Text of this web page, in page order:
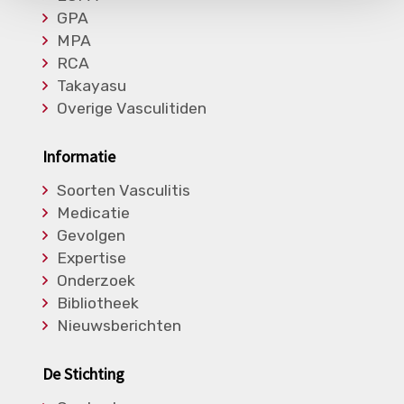
GPA
MPA
RCA
Takayasu
Overige Vasculitiden
Informatie
Soorten Vasculitis
Medicatie
Gevolgen
Expertise
Onderzoek
Bibliotheek
Nieuwsberichten
De Stichting